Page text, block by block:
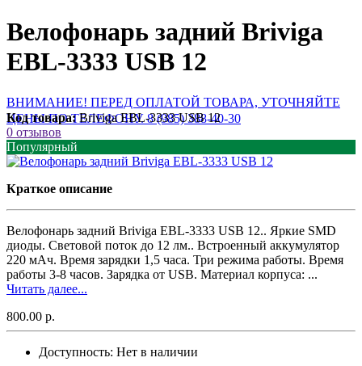
Велофонарь задний Briviga
EBL-3333 USB 12
ВНИМАНИЕ! ПЕРЕД ОПЛАТОЙ ТОВАРА, УТОЧНЯЙТЕ
ЦЕНЫ ПО ТЕЛЕФОНУ. 8 (985) 388-40-30
Код товара: Briviga EBL-3333 USB 12
0 отзывов
Популярный
Краткое описание
Велофонарь задний Briviga EBL-3333 USB 12.. Яркие SMD
диоды. Световой поток до 12 лм.. Встроенный аккумулятор
220 мАч. Время зарядки 1,5 часа. Три режима работы. Время
работы 3-8 часов. Зарядка от USB. Материал корпуса: ...
Читать далее...
800.00 р.
Доступность: Нет в наличии